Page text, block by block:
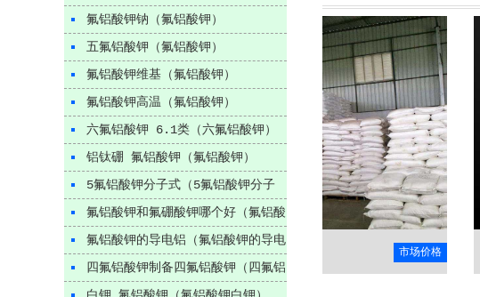
少）氟铝酸钾钠（氟铝酸钾）
五氟铝酸钾（氟铝酸钾）
氟铝酸钾维基（氟铝酸钾）
氟铝酸钾高温（氟铝酸钾）
六氟铝酸钾 6.1类（六氟铝酸钾）
铝钛硼 氟铝酸钾（氟铝酸钾）
5氟铝酸钾分子式（5氟铝酸钾分子
式是什么）
氟铝酸钾和氟硼酸钾哪个好（氟铝酸
钾和氟硼酸钾的区别）
氟铝酸钾的导电铝（氟铝酸钾的导电
率）四氟铝酸钾制备四氟铝酸钾（四氟铝
市场价格 硼氟酸钾 氟铝